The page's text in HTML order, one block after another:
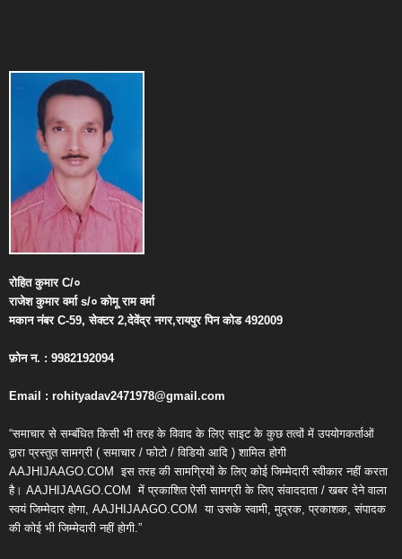
रोहित कुमारC/०
राजेश कुमार वर्माs/० कोमू राम वर्मा
मकान नंबरC-59,सेक्टर2,देवेंद्र नगर,रायपुर पिन कोड492009
फ़ोन न. : 9982192094
Email : rohityadav2471978@gmail.com
“समाचार से सम्बंधित किसी भी तरह के विवाद के लिए साइट के कुछ तत्वों में उपयोगकर्ताओं
द्वारा प्रस्तुत सामग्री ( समाचार / फोटो / विडियो आदि ) शामिल होगी
AAJHIJAAGO.COM इस तरह की सामग्रियों के लिए कोई जिम्मेदारी स्वीकार नहीं करता
है। AAJHIJAAGO.COM में प्रकाशित ऐसी सामग्री के लिए संवाददाता / खबर देने वाला
स्वयं जिम्मेदार होगा, AAJHIJAAGO.COM या उसके स्वामी, मुद्रक, प्रकाशक, संपादक
की कोई भी जिम्मेदारी नहीं होगी.”